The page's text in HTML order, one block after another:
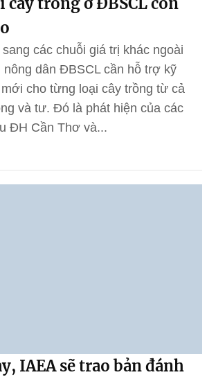
các chuỗi giá trị khác ngoài
nông dân ĐBSCL cần hỗ trợ kỹ
cho từng loại cây trồng từ cả
và tư. Đó là phát hiện của các
ĐH Cần Thơ và...
IAEA sẽ trao bản đánh